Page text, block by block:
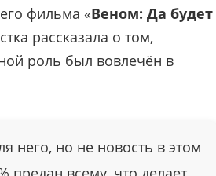
фильма «Веном: Да будет
рассказала о том,
роль был вовлечён в
него, но не новость в этом